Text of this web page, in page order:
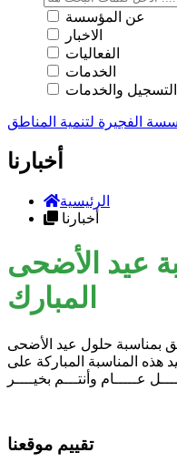
عن المؤسسة
الاخبار
الفعاليات
الخدمات
التسجيل والخدمات
أخبارنا
الرئيسية
أخبارنا
عيد الأضحى
المبارك
بمناسبة حلول عيد الأضحى
هذه المناسبة المباركة على
عـــــام وأنتـــم بخيــــر
تقييم موقعنا